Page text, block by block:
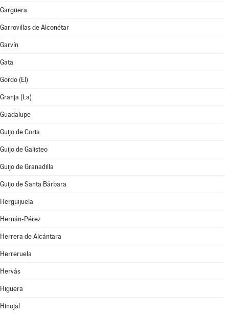
Gargüera
Garrovillas de Alconétar
Garvín
Gata
Gordo (El)
Granja (La)
Guadalupe
Guijo de Coria
Guijo de Galisteo
Guijo de Granadilla
Guijo de Santa Bárbara
Herguijuela
Hernán-Pérez
Herrera de Alcántara
Herreruela
Hervás
Higuera
Hinojal